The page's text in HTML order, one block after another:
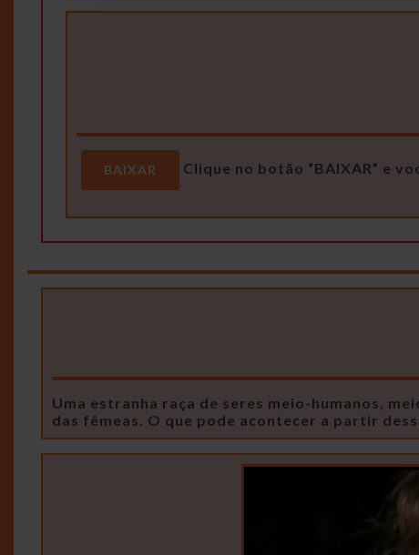
BAIXAR
Clique no botão “BAIXAR” e
Uma estranha raça de seres meio-humanos,
das fêmeas. O que pode acontecer a partir